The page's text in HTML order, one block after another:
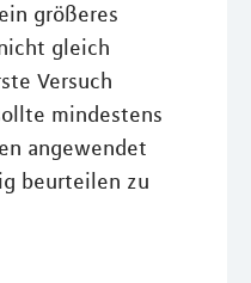
größeres
gleich
Versuch
mindestens
angewendet
beurteilen zu